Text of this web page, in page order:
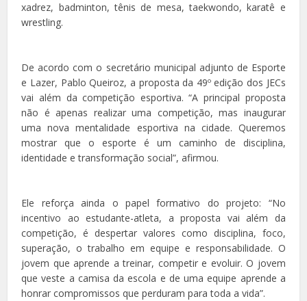
xadrez, badminton, tênis de mesa, taekwondo, karatê e
wrestling.
De acordo com o secretário municipal adjunto de Esporte
e Lazer, Pablo Queiroz, a proposta da 49º edição dos JECs
vai além da competição esportiva. “A principal proposta
não é apenas realizar uma competição, mas inaugurar
uma nova mentalidade esportiva na cidade. Queremos
mostrar que o esporte é um caminho de disciplina,
identidade e transformação social”, afirmou.
Ele reforça ainda o papel formativo do projeto: “No
incentivo ao estudante-atleta, a proposta vai além da
competição, é despertar valores como disciplina, foco,
superação, o trabalho em equipe e responsabilidade. O
jovem que aprende a treinar, competir e evoluir. O jovem
que veste a camisa da escola e de uma equipe aprende a
honrar compromissos que perduram para toda a vida”.